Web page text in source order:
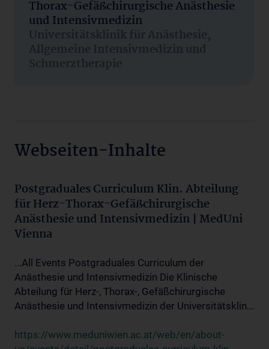
Thorax-Gefäßchirurgische Anästhesie
und Intensivmedizin
Universitätsklinik für Anästhesie,
Allgemeine Intensivmedizin und
Schmerztherapie
Webseiten-Inhalte
Postgraduales Curriculum Klin. Abteilung
für Herz-Thorax-Gefäßchirurgische
Anästhesie und Intensivmedizin | MedUni
Vienna
...All Events Postgraduales Curriculum der
Anästhesie und Intensivmedizin Die Klinische
Abteilung für Herz-, Thorax-, Gefäßchirurgische
Anästhesie und Intensivmedizin der Universitätsklin...
https://www.meduniwien.ac.at/web/en/about-